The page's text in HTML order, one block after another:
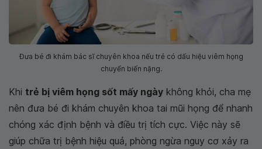
Đưa bé đi khám bác sĩ chuyên khoa nếu trẻ có dấu hiệu viêm họng
chuyển biến nặng.
Khi trẻ bị viêm họng sốt mấy ngày không khỏi, cha mẹ
nên đưa bé đi khám chuyên khoa tai mũi họng để nhanh
chóng xác định bệnh và điều trị tích cực. Việc này sẽ
giúp chữa trị bệnh hiệu quả, phòng ngừa nguy cơ xảy ra